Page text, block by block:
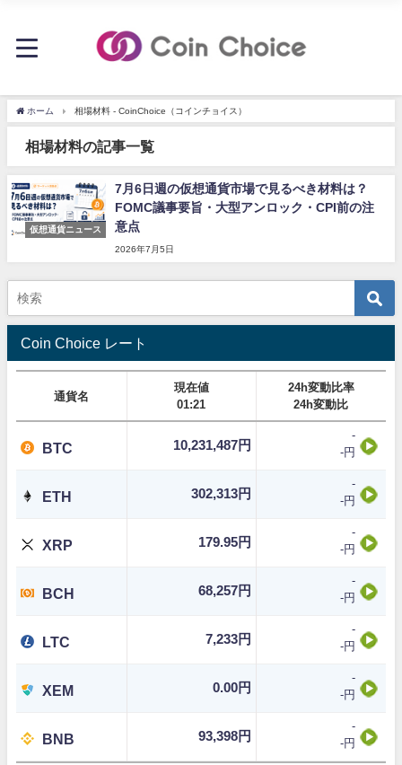
ホーム 相場材料 - CoinChoice（コインチョイス）
相場材料の記事一覧
仮想通貨ニュース
7月6日週の仮想通貨市場で見るべき材料は？
FOMC議事要旨・大型アンロック・CPI前の注
意点
2026年7月5日
Coin Choice レート
通貨名
現在値
01:21
24h変動比率
24h変動比
BTC 10,231,487円
-
-円
ETH 302,313円
-
-円
XRP 179.95円
-
-円
BCH 68,257円
-
-円
LTC 7,233円
-
-円
XEM 0.00円
-
-円
BNB 93,398円
-
-円